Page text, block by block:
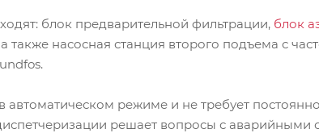
блок предварительной фильтрации, блок
также насосная станция второго подъема с
автоматическом режиме и не требует
решает вопросы с